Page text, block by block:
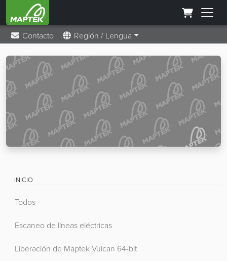
Contacto Región / Lengua
INICIO
Todos
Escaneo de líneas eléctricas
Liberación de Maptek Vulcan 64-bit